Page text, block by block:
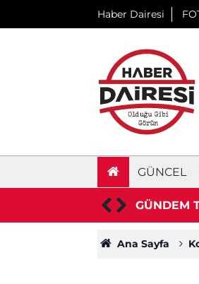
Haber Dairesi
GÜNCEL
GÜNDEM
tarife yürürlüğe girdi
Ana Sayfa